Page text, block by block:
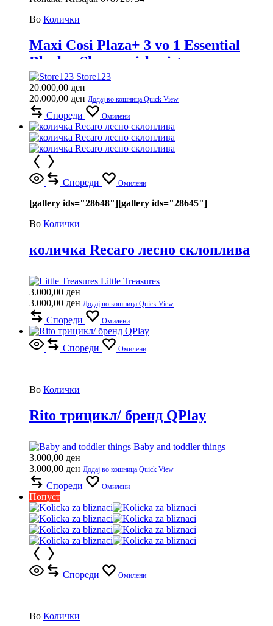
Во Колички
Maxi Cosi Plaza+ 3 vo 1 Essential
Black – Skoro neiskoristena
Store123
20.000,00 ден
20.000,00 ден Додај во кошница Quick View
Спореди Омилени
Спореди Омилени
[gallery ids="28648"][gallery ids="28645"]
Во Колички
количка Recaro лесно склоплива
Little Treasures
3.000,00 ден
3.000,00 ден Додај во кошница Quick View
Спореди Омилени
Спореди Омилени
Во Колички
Rito трицикл/ бренд QPlay
Baby and toddler things
3.000,00 ден
3.000,00 ден Додај во кошница Quick View
Спореди Омилени
Попуст
Спореди Омилени
Во Колички